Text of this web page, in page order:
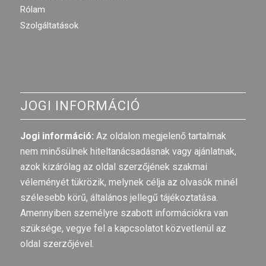
Rólam
Szolgáltatások
JOGI INFORMÁCIÓ
Jogi információ: Az oldalon megjelenő tartalmak
nem minősülnek hiteltanácsadásnak vagy ajánlatnak,
azok kizárólag az oldal szerzőjének szakmai
véleményét tükrözik, melynek célja az olvasók minél
szélesebb körű, általános jellegű tájékoztatása.
Amennyiben személyre szabott információkra van
szüksége, vegye fel a kapcsolatot közvetlenül az
oldal szerzőjével.